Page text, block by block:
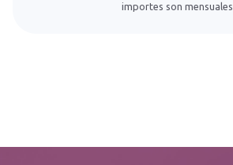
importes son mensuales